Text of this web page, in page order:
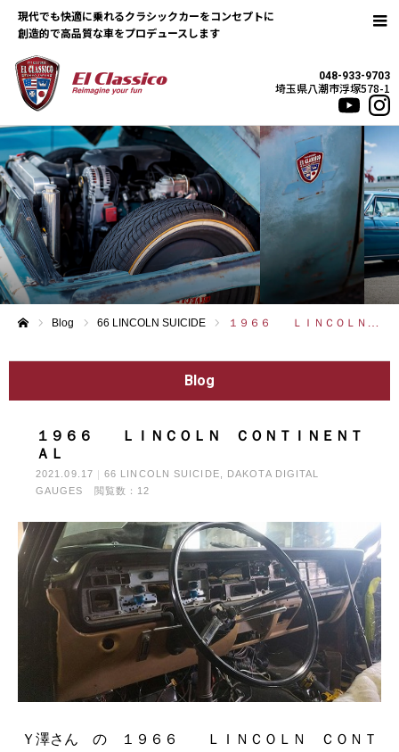
現代でも快適に乗れるクラシックカーをコンセプトに
048-933-9703
埼玉県八潮市浮塚578-1
Blog 66 LINCOLN SUICIDE １９６６ ＬＩＮＣＯＬＮ ＣＯＮＴＩＮＥＮＴＡＬ
Blog
１９６６ ＬＩＮＣＯＬＮ ＣＯＮＴＩＮＥＮＴ
ＡＬ
2021.09.17 66 LINCOLN SUICIDE
DAKOTA DIGITAL
GAUGES
閲覧数：12
Ｙ澤さん の １９６６ ＬＩＮＣＯＬＮ ＣＯＮＴ